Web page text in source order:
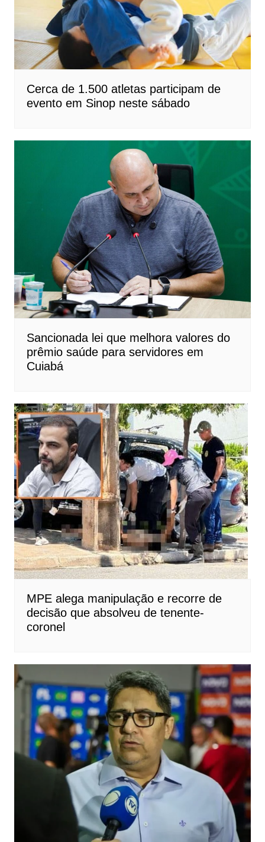
Cerca de 1.500 atletas participam de
evento em Sinop neste sábado
Sancionada lei que melhora valores do
prêmio saúde para servidores em
Cuiabá
MPE alega manipulação e recorre de
decisão que absolveu de tenente-
coronel